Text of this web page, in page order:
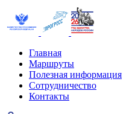
Главная
Маршруты
Полезная информация
Сотрудничество
Контакты